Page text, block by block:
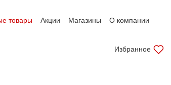
товары Акции Магазины О компании
Избранное